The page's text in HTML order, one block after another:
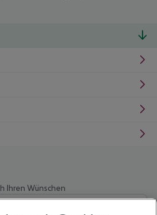
Ihren Wünschen